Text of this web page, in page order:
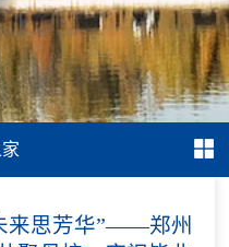
来思芳华”——郑州